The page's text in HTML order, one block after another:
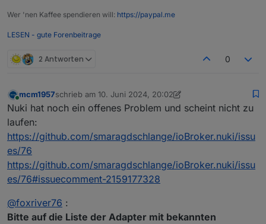
Wer 'nen Kaffee spendieren will: https://paypal.me
LESEN - gute Forenbeitrage
2 Antworten 0
Online
mcm1957schrieb am 10. Juni 2024, 20:02
zuletzt editiert von mcm19576. Okt. 2024, 22:16
Nuki hat noch ein offenes Problem und scheint nicht zu
laufen:
https://github.com/smaragdschlange/ioBroker.nuki/issu
es/76
https://github.com/smaragdschlange/ioBroker.nuki/issu
es/76#issuecomment-2159177328
@foxriver76 :
Bitte auf die Liste der Adapter mit bekannten